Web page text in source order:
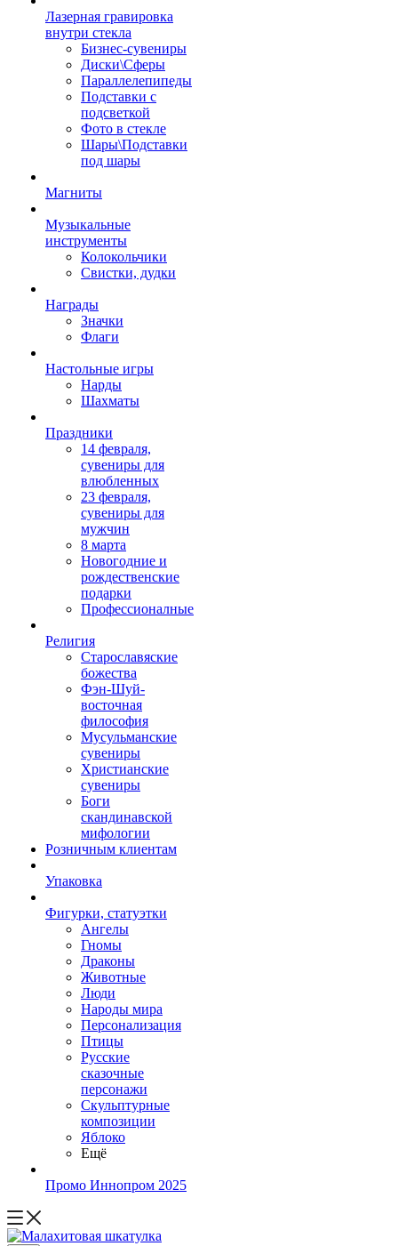
Лазерная гравировка
внутри стекла
Бизнес-сувениры
Диски\Сферы
Параллелепипеды
Подставки с
подсветкой
Фото в стекле
Шары\Подставки
под шары
Магниты
Музыкальные
инструменты
Колокольчики
Свистки, дудки
Награды
Значки
Флаги
Настольные игры
Нарды
Шахматы
Праздники
14 февраля,
сувениры для
влюбленных
23 февраля,
сувениры для
мужчин
8 марта
Новогодние и
рождественские
подарки
Профессионалные
Религия
Старославяские
божества
Фэн-Шуй-
восточная
философия
Мусульманские
сувениры
Христианские
сувениры
Боги
скандинавской
мифологии
Розничным клиентам
Упаковка
Фигурки, статуэтки
Ангелы
Гномы
Драконы
Животные
Люди
Народы мира
Персонализация
Птицы
Русские
сказочные
персонажи
Скульптурные
композиции
Яблоко
Ещё
Промо Иннопром 2025